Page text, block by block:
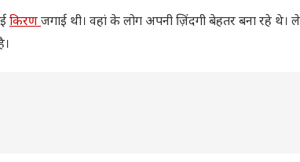
किरणजगाई थी। वहां के लोग अपनी ज़िंदगी बेहतर बना रहे थे।